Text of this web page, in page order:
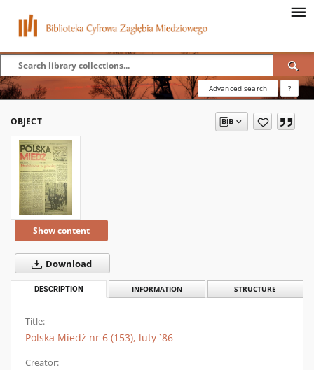
Advanced search ?
OBJECT
Show content
Download
DESCRIPTION INFORMATION STRUCTURE
Title:
Polska Miedź nr 6 (153), luty `86
Creator: